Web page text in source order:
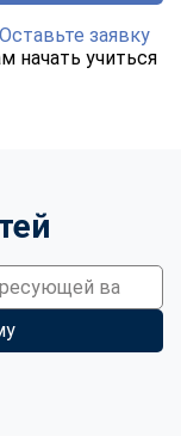
Оставьте заявку
учиться